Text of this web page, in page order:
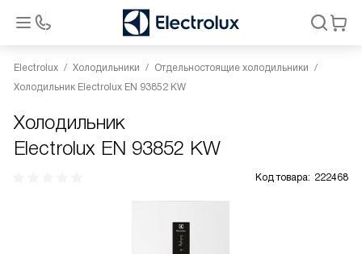
Electrolux Холодильники
Отдельностоящие холодильники
Холодильник Electrolux EN 93852 KW
Холодильник
Electrolux EN 93852 KW
Код товара: 222468